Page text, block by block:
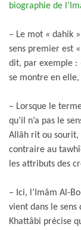
biographie de
– Le mot « dahik
sens premier est
dit, par exemple :
se montre en elle,
– Lorsque le
qu’il n’a pas le
Allâh rit ou sourit,
contraire au
les attributs des
– Ici, l’Imâm Al-
vient dans le
Khattâbi précise